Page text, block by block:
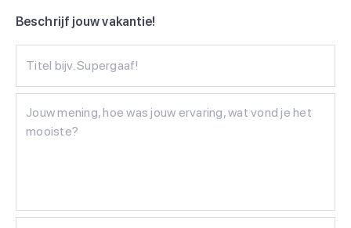
Beschrijf jouw vakantie!
Titel bijv. Supergaaf!